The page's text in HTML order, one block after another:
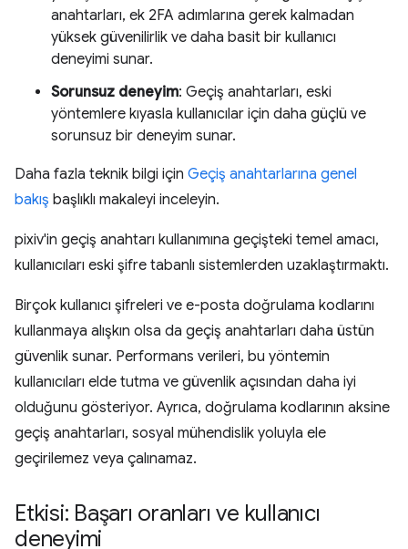
anahtarları, ek 2FA adımlarına gerek kalmadan
yüksek güvenilirlik ve daha basit bir kullanıcı
deneyimi sunar.
Sorunsuz deneyim: Geçiş anahtarları, eski
yöntemlere kıyasla kullanıcılar için daha güçlü ve
sorunsuz bir deneyim sunar.
Daha fazla teknik bilgi için Geçiş anahtarlarına genel
bakış başlıklı makaleyi inceleyin.
pixiv'in geçiş anahtarı kullanımına geçişteki temel amacı,
kullanıcıları eski şifre tabanlı sistemlerden uzaklaştırmaktı.
Birçok kullanıcı şifreleri ve e-posta doğrulama kodlarını
kullanmaya alışkın olsa da geçiş anahtarları daha üstün
güvenlik sunar. Performans verileri, bu yöntemin
kullanıcıları elde tutma ve güvenlik açısından daha iyi
olduğunu gösteriyor. Ayrıca, doğrulama kodlarının aksine
geçiş anahtarları, sosyal mühendislik yoluyla ele
geçirilemez veya çalınamaz.
Etkisi: Başarı oranları ve kullanıcı
deneyimi